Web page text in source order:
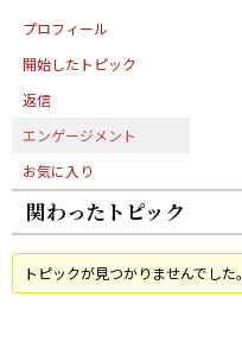
プロフィール
開始したトピック
返信
エンゲージメント
お気に入り
関わったトピック
トピックが見つかりませんでした。